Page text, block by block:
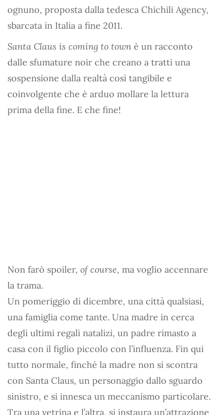
ognuno, proposta dalla tedesca Chichili Agency,
sbarcata in Italia a fine 2011.
Santa Claus is coming to town è un racconto
dalle sfumature noir che creano a tratti una
sospensione dalla realtà così tangibile e
coinvolgente che è arduo mollare la lettura
prima della fine. E che fine!
Non farò spoiler, of course, ma voglio accennare
la trama.
Un pomeriggio di dicembre, una città qualsiasi,
una famiglia come tante. Una madre in cerca
degli ultimi regali natalizi, un padre rimasto a
casa con il figlio piccolo con l’influenza. Fin qui
tutto normale, finché la madre non si scontra
con Santa Claus, un personaggio dallo sguardo
sinistro, e si innesca un meccanismo particolare.
Tra una vetrina e l’altra, si instaura un’attrazione